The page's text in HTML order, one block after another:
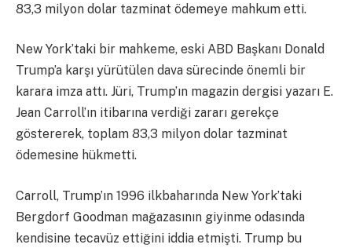
83,3 milyon dolar tazminat ödemeye mahkum etti.
New York’taki bir mahkeme, eski ABD Başkanı Donald
Trump’a karşı yürütülen dava sürecinde önemli bir
karara imza attı. Jüri, Trump’ın magazin dergisi yazarı E.
Jean Carroll’ın itibarına verdiği zararı gerekçe
göstererek, toplam 83,3 milyon dolar tazminat
ödemesine hükmetti.
Carroll, Trump’ın 1996 ilkbaharında New York’taki
Bergdorf Goodman mağazasının giyinme odasında
kendisine tecavüz ettiğini iddia etmişti. Trump bu